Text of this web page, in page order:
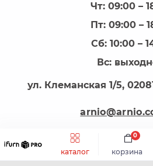
каталог корзина
0
Чт: 09:00 –
Пт: 09:00 –
Сб: 10:00 –
Вс:
ул. Клеманская 1/5,